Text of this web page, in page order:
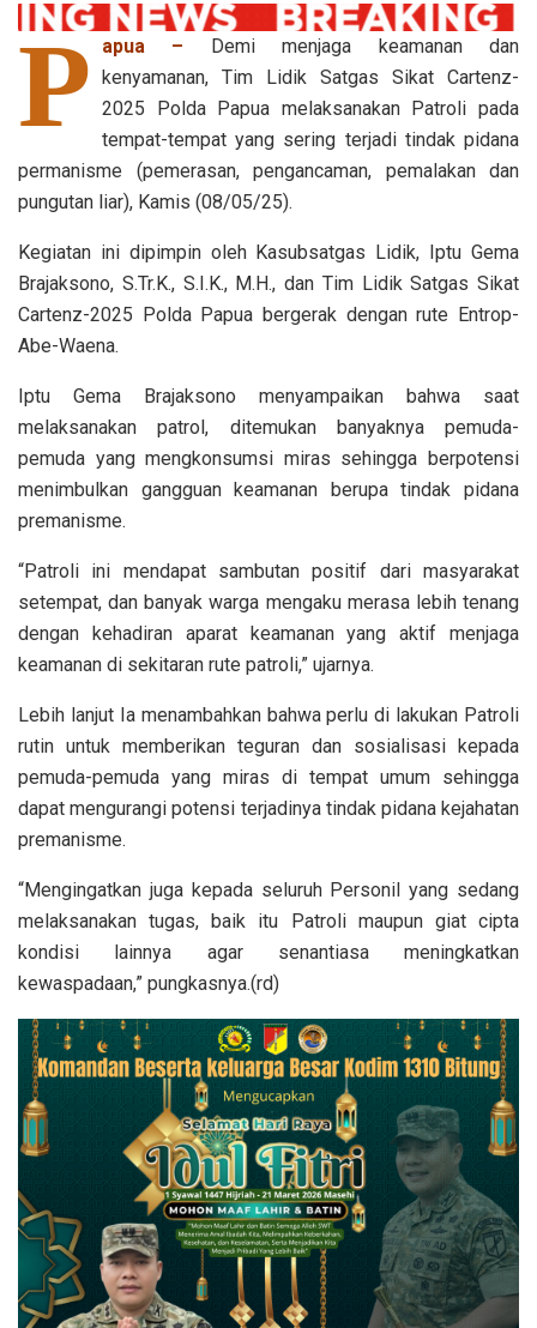
P apua – Demi menjaga keamanan dan
kenyamanan, Tim Lidik Satgas Sikat Cartenz-
2025 Polda Papua melaksanakan Patroli pada
tempat-tempat yang sering terjadi tindak pidana
permanisme (pemerasan, pengancaman, pemalakan dan
pungutan liar), Kamis (08/05/25).
Kegiatan ini dipimpin oleh Kasubsatgas Lidik, Iptu Gema
Brajaksono, S.Tr.K., S.I.K., M.H., dan Tim Lidik Satgas Sikat
Cartenz-2025 Polda Papua bergerak dengan rute Entrop-
Abe-Waena.
Iptu Gema Brajaksono menyampaikan bahwa saat
melaksanakan patrol, ditemukan banyaknya pemuda-
pemuda yang mengkonsumsi miras sehingga berpotensi
menimbulkan gangguan keamanan berupa tindak pidana
premanisme.
“Patroli ini mendapat sambutan positif dari masyarakat
setempat, dan banyak warga mengaku merasa lebih tenang
dengan kehadiran aparat keamanan yang aktif menjaga
keamanan di sekitaran rute patroli,” ujarnya.
Lebih lanjut Ia menambahkan bahwa perlu di lakukan Patroli
rutin untuk memberikan teguran dan sosialisasi kepada
pemuda-pemuda yang miras di tempat umum sehingga
dapat mengurangi potensi terjadinya tindak pidana kejahatan
premanisme.
“Mengingatkan juga kepada seluruh Personil yang sedang
melaksanakan tugas, baik itu Patroli maupun giat cipta
kondisi lainnya agar senantiasa meningkatkan
kewaspadaan,” pungkasnya.(rd)